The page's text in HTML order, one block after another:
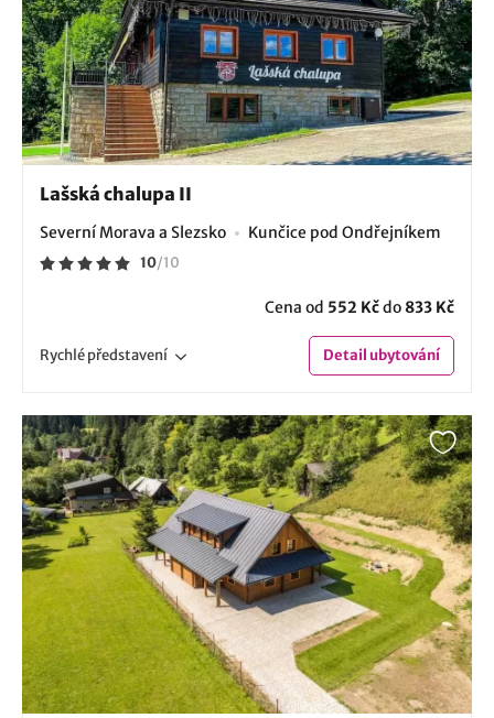
Lašská chalupa II
Severní Morava a Slezsko Kunčice pod Ondřejníkem
10/10
Cena od 552 Kčdo 833 Kč
Rychlépředstavení Detailubytování